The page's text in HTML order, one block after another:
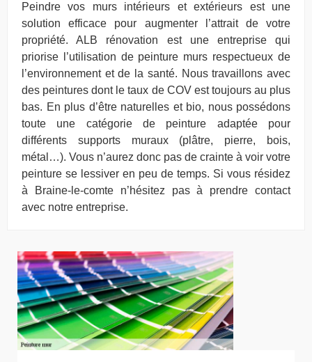
Peindre vos murs intérieurs et extérieurs est une
solution efficace pour augmenter l’attrait de votre
propriété. ALB rénovation est une entreprise qui
priorise l’utilisation de peinture murs respectueux de
l’environnement et de la santé. Nous travaillons avec
des peintures dont le taux de COV est toujours au plus
bas. En plus d’être naturelles et bio, nous possédons
toute une catégorie de peinture adaptée pour
différents supports muraux (plâtre, pierre, bois,
métal…). Vous n’aurez donc pas de crainte à voir votre
peinture se lessiver en peu de temps. Si vous résidez
à Braine-le-comte n’hésitez pas à prendre contact
avec notre entreprise.